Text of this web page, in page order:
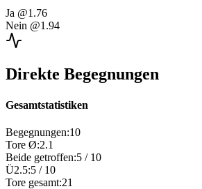
Ja @1.76
Nein @1.94
Direkte Begegnungen
Gesamtstatistiken
Begegnungen:10
Tore Ø:2.1
Beide getroffen:5 / 10
Ü2.5:5 / 10
Tore gesamt:21